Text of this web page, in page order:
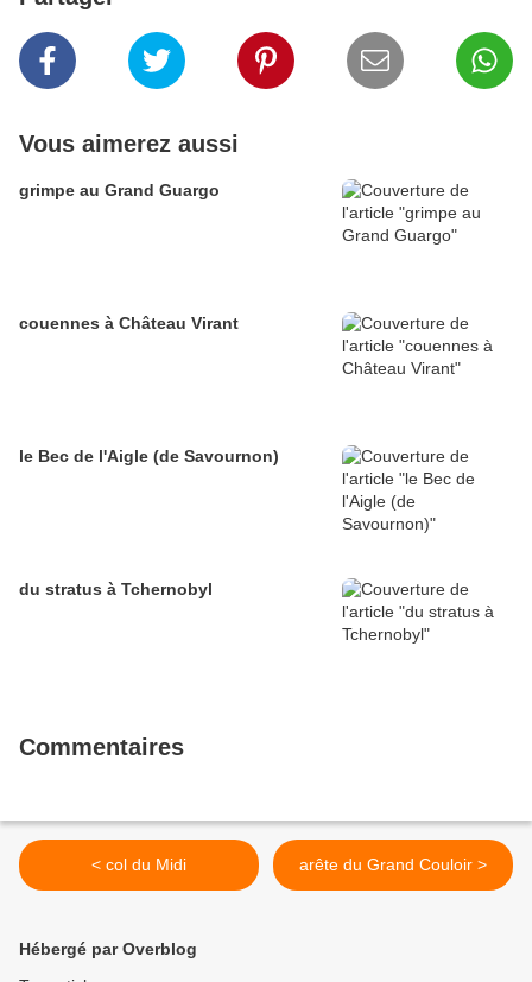
Vous aimerez aussi
grimpe au Grand Guargo
couennes à Château Virant
le Bec de l'Aigle (de Savournon)
du stratus à Tchernobyl
Commentaires
< col du Midi arête du Grand Couloir >
Hébergé par Overblog